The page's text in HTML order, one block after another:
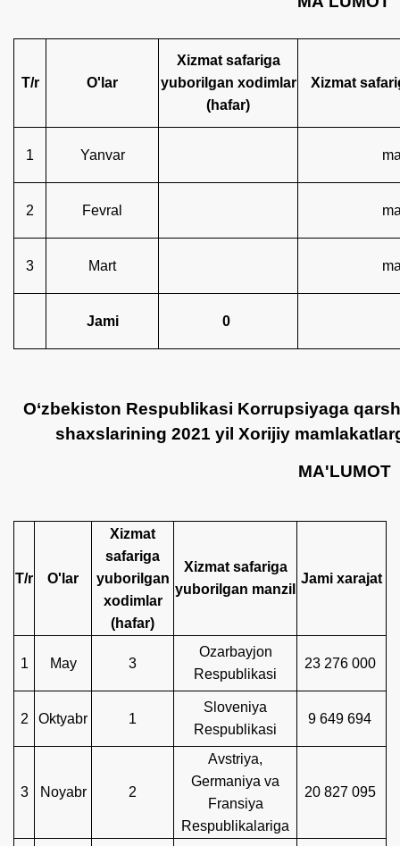
Т/r O'lar
Xizmat safariga
yuborilgan xodimlar
(hafar)
Xizmat
1 Yanvar
2 Fevral
3 Mart
Jami 0
O‘zbekiston Respublikasi Korrupsiyaga
shaxslarining 2021 yil Xorijiy
MA'LUMOT
Т/r O'lar
Xizmat
safariga
yuborilgan
xodimlar
(hafar)
Xizmat safariga
yuborilgan manzil
Jami xarajat
1 May 3
Ozarbayjon
Respublikasi
23 276 000
2 Oktyabr 1
Sloveniya
Respublikasi
9 649 694
3 Noyabr 2
Avstriya,
Germaniya va
Fransiya
Respublikalariga
20 827 095